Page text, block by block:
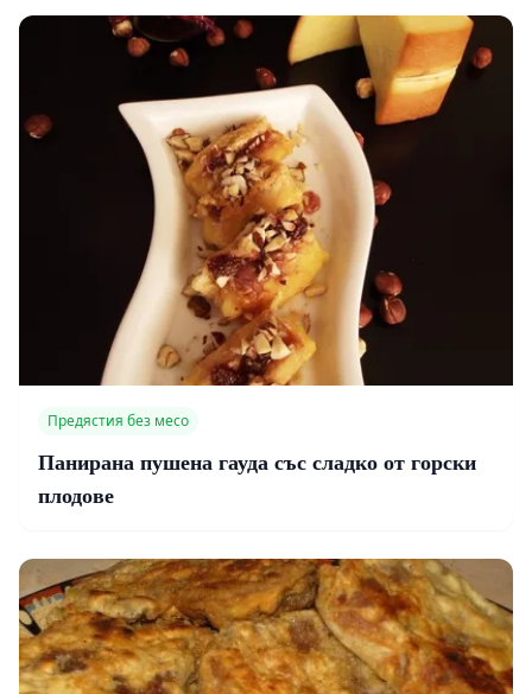
Предястия без месо
Панирана пушена гауда със сладко от горски
плодове